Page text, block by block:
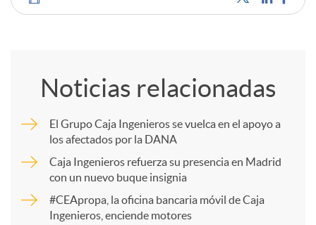
C
m
p
a
Noticias relacionadas
El Grupo Caja Ingenieros se vuelca en el apoyo a
los afectados por la DANA
Caja Ingenieros refuerza su presencia en Madrid
con un nuevo buque insignia
#CEApropa, la oficina bancaria móvil de Caja
Ingenieros, enciende motores